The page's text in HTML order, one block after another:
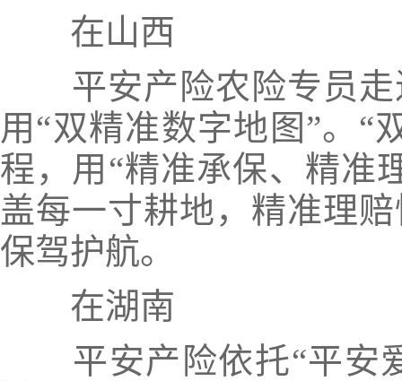
在山西
平安产险农险专员
用“双精准数字地图”。“
程，用“精准承保、精准
盖每一寸耕地，精准理
保驾护航。
在湖南
平安产险依托“平安